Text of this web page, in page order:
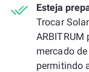
Esteja
Trocar
mercado
permitindo